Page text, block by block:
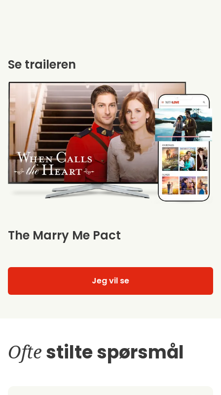
The Marry Me Pact
Jeg vil se
Se traileren
Ofte stilte spørsmål